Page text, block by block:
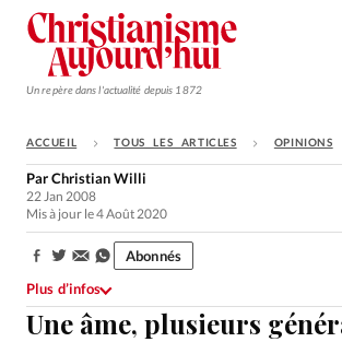
Un repère dans l'actualité depuis 1872
S'ABONNER
Monde
Opinions
Tous les articles
ACCUEIL TOUS LES ARTICLES OPINIONS
Une âme, plusieurs
ParChristian Willi
22 Jan 2008
Mis à jour le 4 Août 2020
Partager:
Abonnés
Plus d’infos